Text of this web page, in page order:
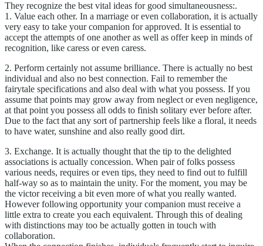
They recognize the best vital ideas for good simultaneousness:.
1. Value each other. In a marriage or even collaboration, it is actually
very easy to take your companion for approved. It is essential to
accept the attempts of one another as well as offer keep in minds of
recognition, like caress or even caress.
2. Perform certainly not assume brilliance. There is actually no best
individual and also no best connection. Fail to remember the
fairytale specifications and also deal with what you possess. If you
assume that points may grow away from neglect or even negligence,
at that point you possess all odds to finish solitary ever before after.
Due to the fact that any sort of partnership feels like a floral, it needs
to have water, sunshine and also really good dirt.
3. Exchange. It is actually thought that the tip to the delighted
associations is actually concession. When pair of folks possess
various needs, requires or even tips, they need to find out to fulfill
half-way so as to maintain the unity. For the moment, you may be
the victor receiving a bit even more of what you really wanted.
However following opportunity your companion must receive a
little extra to create you each equivalent. Through this of dealing
with distinctions may too be actually gotten in touch with
collaboration.